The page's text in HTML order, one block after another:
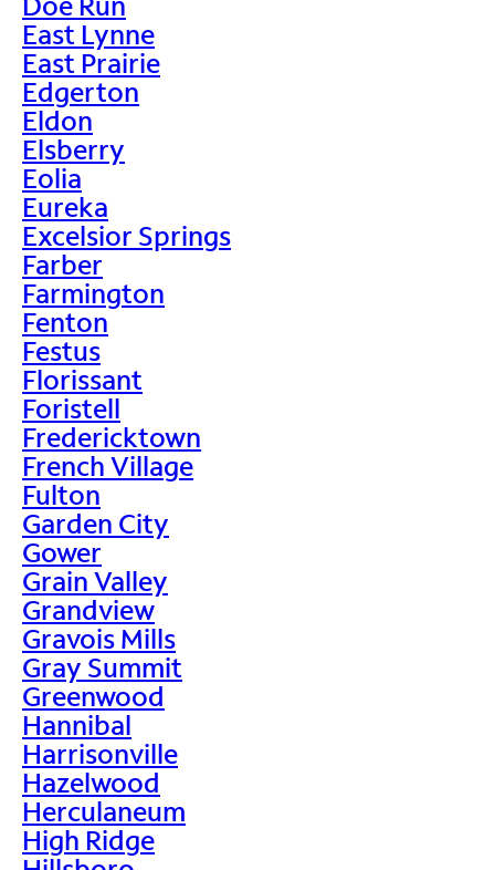
East Lynne
East Prairie
Edgerton
Eldon
Elsberry
Eolia
Eureka
Excelsior Springs
Farber
Farmington
Fenton
Festus
Florissant
Foristell
Fredericktown
French Village
Fulton
Garden City
Gower
Grain Valley
Grandview
Gravois Mills
Gray Summit
Greenwood
Hannibal
Harrisonville
Hazelwood
Herculaneum
High Ridge